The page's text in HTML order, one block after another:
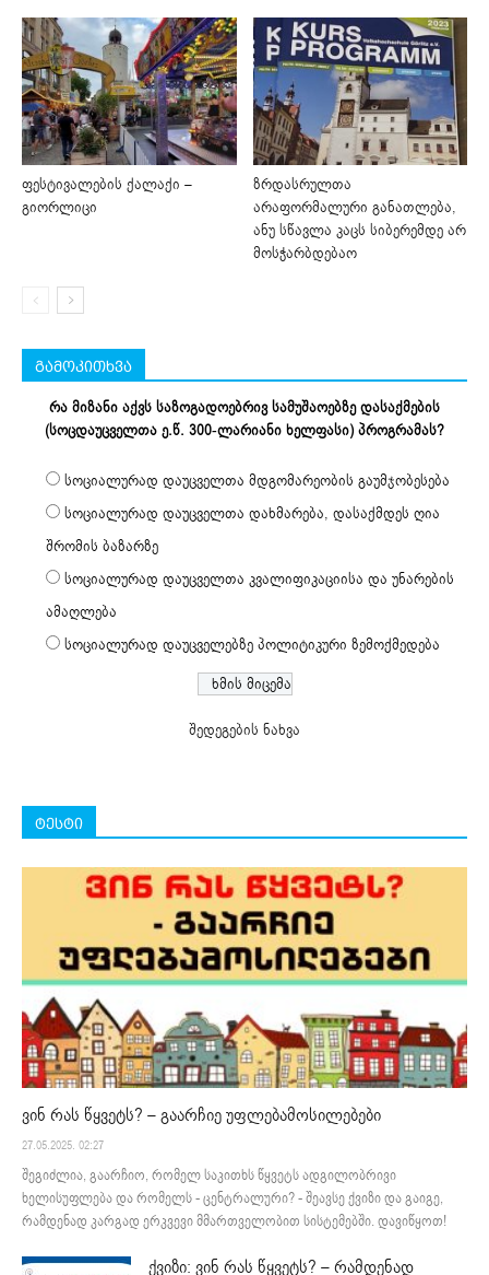
ფესტივალების ქალაქი –
გიორლიცი
ზრდასრულთა
არაფორმალური განათლება,
ანუ სწავლა კაცს სიბერემდე არ
მოსჭარბდებაო
გამოკითხვა
რა მიზანი აქვს საზოგადოებრივ სამუშაოებზე დასაქმების
(სოცდაუცველთა ე.წ. 300-ლარიანი ხელფასი) პროგრამას?
სოციალურად დაუცველთა მდგომარეობის გაუმჯობესება
სოციალურად დაუცველთა დახმარება, დასაქმდეს ღია
შრომის ბაზარზე
სოციალურად დაუცველთა კვალიფიკაციისა და უნარების
ამაღლება
სოციალურად დაუცველებზე პოლიტიკური ზემოქმედება
შედეგების ნახვა
ტესტი
ვინ რას წყვეტს? – გაარჩიე უფლებამოსილებები
27.05.2025. 02:27
შეგიძლია, გაარჩიო, რომელ საკითხს წყვეტს ადგილობრივი
ხელისუფლება და რომელს - ცენტრალური? - შეავსე ქვიზი და გაიგე,
რამდენად კარგად ერკვევი მმართველობით სისტემებში. დავიწყოთ!
ქვიზი: ვინ რას წყვეტს? – რამდენად